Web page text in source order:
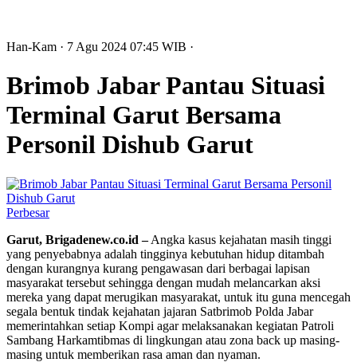
Han-Kam · 7 Agu 2024 07:45 WIB ·
Brimob Jabar Pantau Situasi
Terminal Garut Bersama
Personil Dishub Garut
Perbesar
Garut, Brigadenew.co.id –Angka kasus kejahatan masih tinggi
yang penyebabnya adalah tingginya kebutuhan hidup ditambah
dengan kurangnya kurang pengawasan dari berbagai lapisan
masyarakat tersebut sehingga dengan mudah melancarkan aksi
mereka yang dapat merugikan masyarakat, untuk itu guna mencegah
segala bentuk tindak kejahatan jajaran Satbrimob Polda Jabar
memerintahkan setiap Kompi agar melaksanakan kegiatan Patroli
Sambang Harkamtibmas di lingkungan atau zona back up masing-
masing untuk memberikan rasa aman dan nyaman.